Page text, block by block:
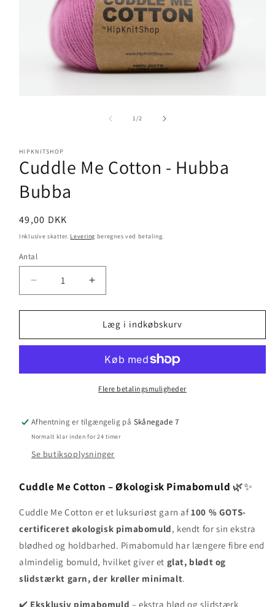
1/af2
HIPKNITSHOP
Cuddle Me Cotton - Hubba
Bubba
Normalpris
49,00 DKK
Inklusive skatter. Levering beregnes ved betaling.
Antal
Reducer
antallet
for
Me
Hubba
Øg
antallet
for
Cuddle
Me
Hubba
Bubba
Læg i indkøbskurv
Flere betalingsmuligheder
Afhentning er tilgængelig på Skånegade 7
Normalt klar inden for 24 timer
Se butiksoplysninger
Cuddle Me Cotton – Økologisk Pimabomuld 🌿✨
Cuddle Me Cotton er et luksuriøst garn af100 % GOTS-
certificeret økologisk pimabomuld, kendt for sin ekstra
blødhed og holdbarhed. Pimabomuld har længere fibre end
almindelig bomuld, hvilket giver et glat, blødt og
slidstærkt garn, der krøller minimalt.
✔️ Eksklusiv pimabomuld – ekstra blød og slidstærk